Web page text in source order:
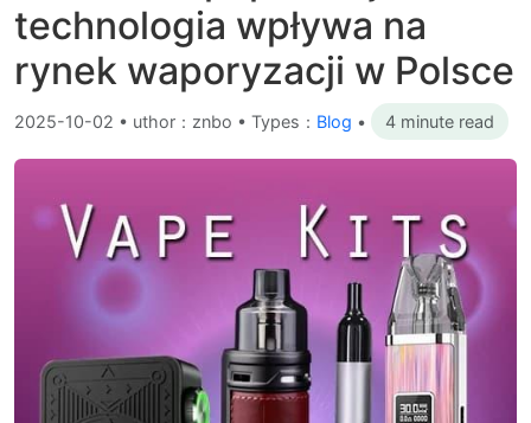
technologia wpływa na
rynek waporyzacji w Polsce
2025-10-02 • uthor：znbo • Types： Blog • 4 minute read